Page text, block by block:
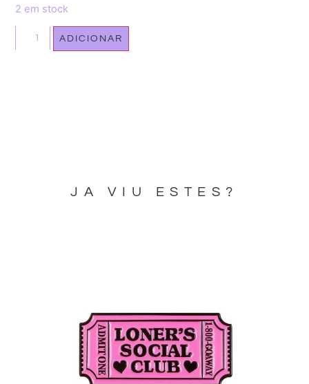
2 em stock
ADICIONAR
JA VIU ESTES?